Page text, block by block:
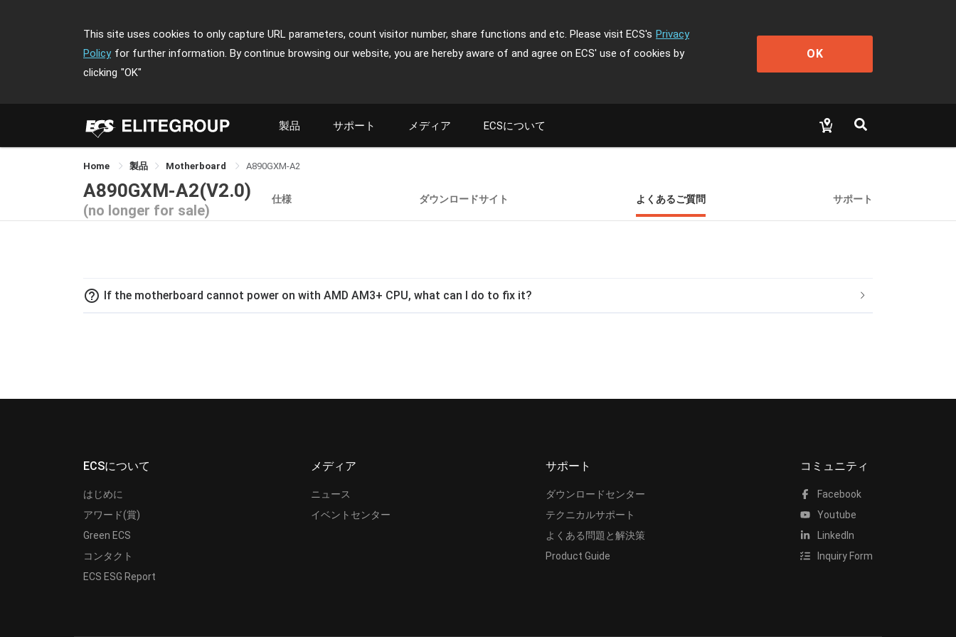
This site uses cookies to only capture URL parameters, count visitor number, share functions and etc. Please visit ECS's Privacy
Policy for further information. By continue browsing our website, you are hereby aware of and agree on ECS' use of cookies by
clicking "OK"
OK
製品 サポート メディア ECSについて
Home 製品 Motherboard A890GXM-A2
A890GXM-A2(V2.0)
(no longer for sale)
仕様 ダウンロードサイト よくあるご質問 サポート
help_outline If the motherboard cannot power on with AMD AM3+ CPU, what can I do to fix it?
ECSについて
はじめに
アワード(賞)
Green ECS
コンタクト
ECS ESG Report
メディア
ニュース
イベントセンター
サポート
ダウンロードセンター
テクニカルサポート
よくある問題と解決策
Product Guide
コミュニティ
Facebook
Youtube
LinkedIn
Inquiry Form